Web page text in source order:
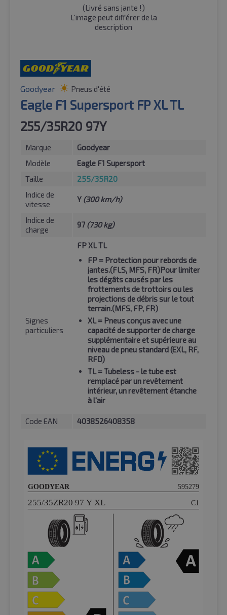
(Livré sans jante !)
L'image peut différer de la
description
Goodyear Pneus d'été
Eagle F1 Supersport FP XL TL
255/35R20 97Y
Marque
Goodyear
Modèle
Eagle F1 Supersport
Taille
255/35R20
Indice de
vitesse
Y (300 km/h)
Indice de
charge
97 (730 kg)
Signes
particuliers
FP XL TL
FP = Protection pour rebords de
jantes.(FLS, MFS, FR)Pour limiter
les dégâts causés par les
frottements de trottoirs ou les
projections de débris sur le tout
terrain.(MFS, FP, FR)
XL= Pneus conçus avec une
capacité de supporter de charge
supplémentaire et supérieure au
niveau de pneu standard (EXL, RF,
RFD)
TL= Tubeless - le tube est
remplacé par un revêtement
intérieur, un revêtement étanche
à l'air
Code EAN 4038526408358